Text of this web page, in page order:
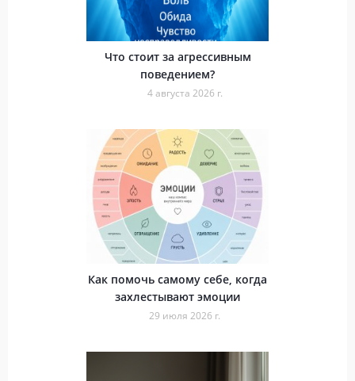
Что стоит за агрессивным
поведением?
4 августа 2026 г.
Как помочь самому себе, когда
захлестывают эмоции
29 июля 2026 г.